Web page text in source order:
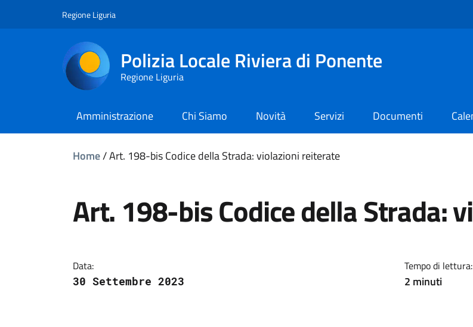
Regione Liguria
Polizia Locale Riviera di Ponente
Regione Liguria
Amministrazione Chi Siamo Novità Servizi Documenti
Home/Art. 198-bis Codice della Strada: violazioni reiterate
Art. 198-bis Codice della Strada:
Data:
30 Settembre 2023
Tempo di lettura:
2 minuti